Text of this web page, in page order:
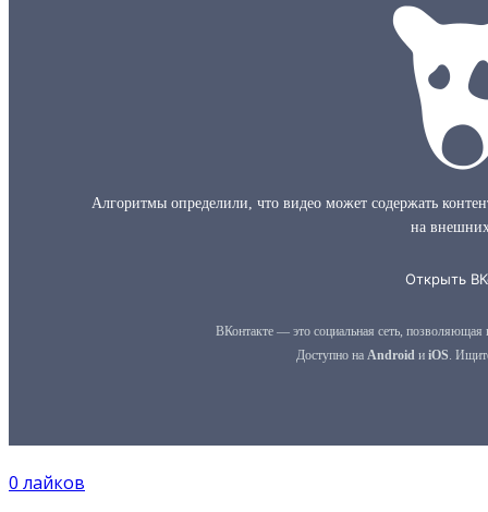
0 лайков